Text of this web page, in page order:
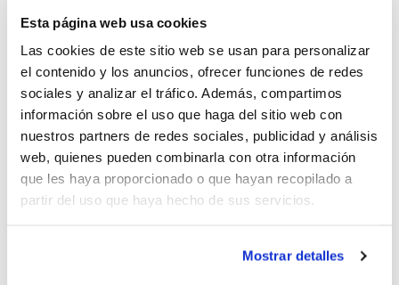
Esta página web usa cookies
Las cookies de este sitio web se usan para personalizar
el contenido y los anuncios, ofrecer funciones de redes
sociales y analizar el tráfico. Además, compartimos
información sobre el uso que haga del sitio web con
nuestros partners de redes sociales, publicidad y análisis
web, quienes pueden combinarla con otra información
que les haya proporcionado o que hayan recopilado a
partir del uso que haya hecho de sus servicios.
Mostrar detalles
los más pequeños.
ElPabellón "El Quint" de Mislataalbergará los días
25 y 26 de mayolasFinales IR Minibaskety el Día del
Mini Benjamín, una actividad incluida en el Programa
de Tecnificación de la FBCV.
El gran día del Minibasket en la Comunitat Valenciana
contará además con la colaboración deAnecoop , una
participación enmarcada en la concienciación sobre los
crear en los más jóvenes este hábito tan saludable y